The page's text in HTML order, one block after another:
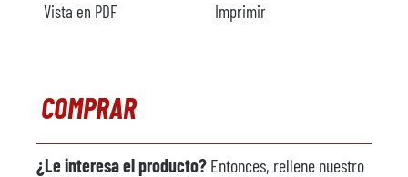
Vista en PDF Imprimir
COMPRAR
¿Le interesa el producto? Entonces, rellene nuestro